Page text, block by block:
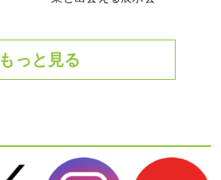
もっと見る